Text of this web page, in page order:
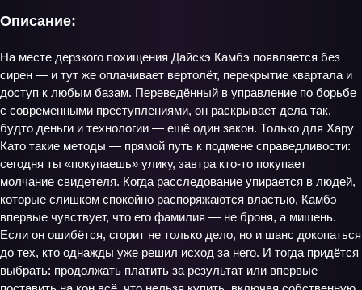
Описание:
На месте дерзкого похищения Дайскэ Камбэ появляется без
сирен — и тут же оплачивает вертолёт, перекрытие квартала и
доступ к любым базам. Переведённый в управление по борьбе
с современными преступлениями, он раскрывает дела так,
будто деньги и технологии — ещё один закон. Только для Хару
Като такие методы — прямой путь к подмене справедливости:
сегодня ты «покупаешь» улику, завтра кто‑то покупает
молчание свидетеля. Когда расследование упирается в людей,
которые слишком спокойно распоряжаются властью, Камбэ
впервые чувствует, что его фамилия — не броня, а мишень.
Если он ошибётся, сгорит не только дело, но и шанс докопаться
до тех, кто однажды уже решил исход за него. И тогда придётся
выбрать: продолжать платить за результат или впервые